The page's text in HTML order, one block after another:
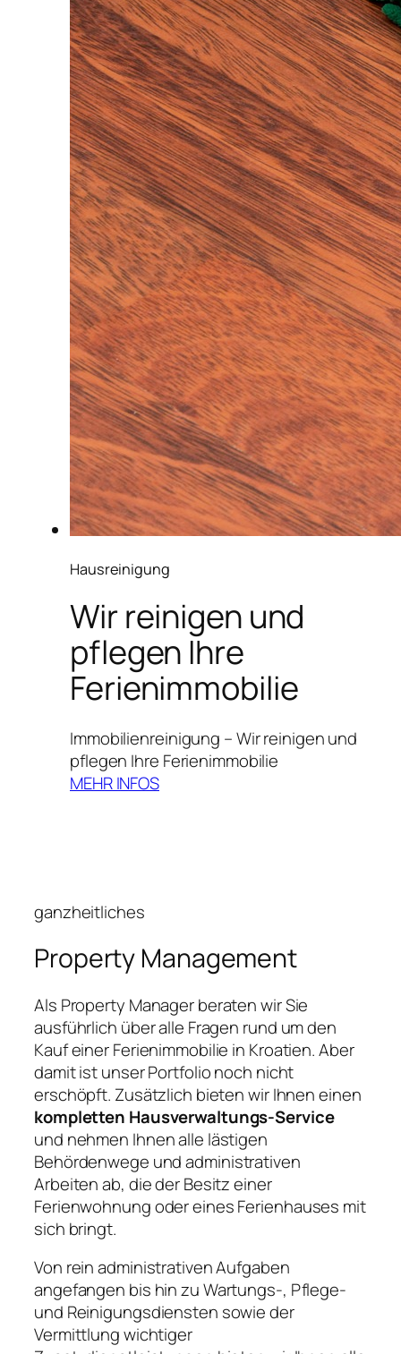
Hausreinigung
Wir reinigen und
pflegen Ihre
Ferienimmobilie
Immobilienreinigung – Wir reinigen und
pflegen Ihre Ferienimmobilie
MEHR INFOS
ganzheitliches
Property Management
Als Property Manager beraten wir Sie
ausführlich über alle Fragen rund um den
Kauf einer Ferienimmobilie in Kroatien. Aber
damit ist unser Portfolio noch nicht
erschöpft. Zusätzlich bieten wir Ihnen einen
kompletten Hausverwaltungs-Service
und nehmen Ihnen alle lästigen
Behördenwege und administrativen
Arbeiten ab, die der Besitz einer
Ferienwohnung oder eines Ferienhauses mit
sich bringt.
Von rein administrativen Aufgaben
angefangen bis hin zu Wartungs-, Pflege-
und Reinigungsdiensten sowie der
Vermittlung wichtiger